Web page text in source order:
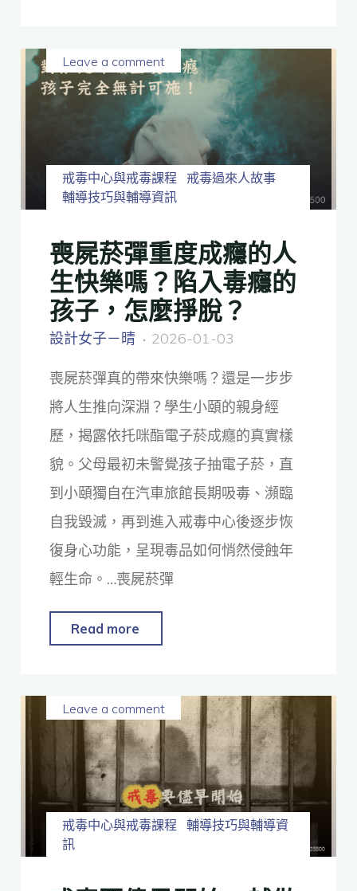
戒毒中心與戒毒課程
戒毒過來人故事
輔導技巧與輔導資訊
Leave a comment
喪屍菸彈重度成癮的人
生快樂嗎？陷入毒癮的
孩子，怎麼掙脫？
設計女子－晴 2026-01-03
喪屍菸彈真的帶來快樂嗎？還是一步步
將人生推向深淵？學生小頤的親身經
歷，揭露依托咪酯電子菸成癮的真實樣
貌。父母最初未警覺孩子抽電子菸，直
到小頤獨自在汽車旅館長期吸毒、瀕臨
自我毀滅，再到進入戒毒中心後逐步恢
復身心功能，呈現毒品如何悄然侵蝕年
輕生命。…喪屍菸彈
Read more
戒毒中心與戒毒課程
輔導技巧與輔導資
訊
Leave a comment